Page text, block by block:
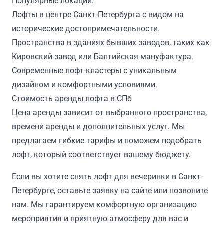
Лофты в центре Санкт-Петербурга с видом на
исторические достопримечательности.
Пространства в зданиях бывших заводов, таких как
Кировский завод или Балтийская мануфактура.
Современные лофт-кластеры с уникальным
дизайном и комфортными условиями.
Стоимость аренды лофта в СПб
Цена аренды зависит от выбранного пространства,
времени аренды и дополнительных услуг. Мы
предлагаем гибкие тарифы и поможем подобрать
лофт, который соответствует вашему бюджету.
Если вы хотите снять лофт для вечеринки в Санкт-
Петербурге, оставьте заявку на сайте или позвоните
нам. Мы гарантируем комфортную организацию
мероприятия и приятную атмосферу для вас и